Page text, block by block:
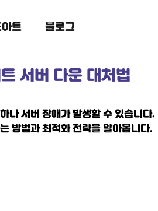
트 블로그
서버 다운 대처법
나 서버 장애가 발생할 수 있습니다.
방법과 최적화 전략을 알아봅니다.